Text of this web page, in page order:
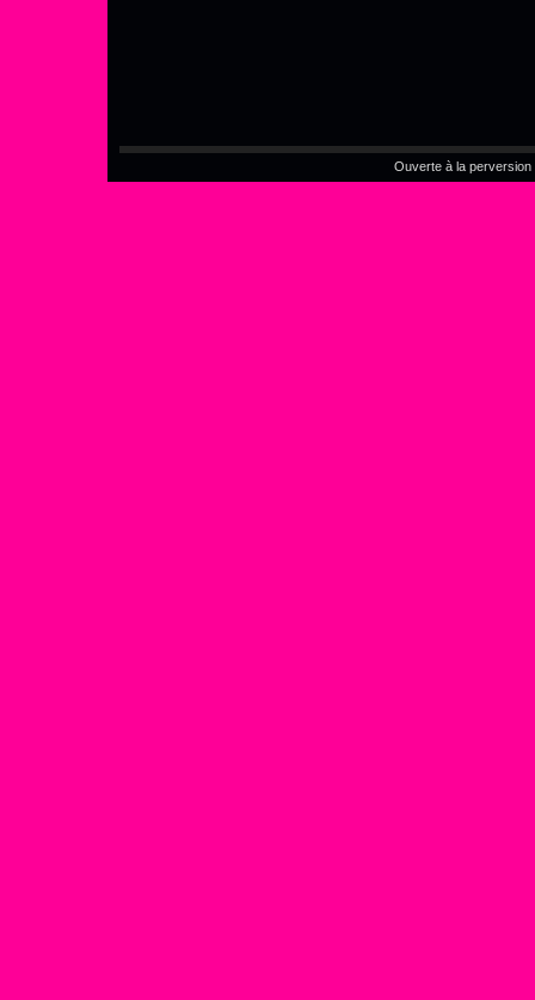
Ouverte à la perversion